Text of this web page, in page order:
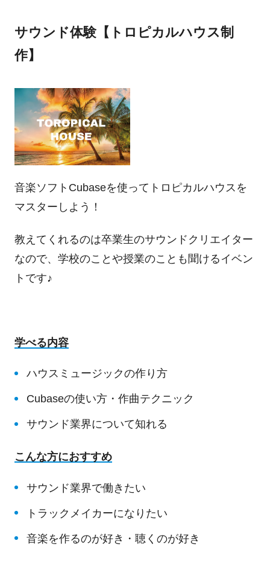
サウンド体験【トロピカルハウス制
作】
音楽ソフトCubaseを使ってトロピカルハウスを
マスターしよう！
教えてくれるのは卒業生のサウンドクリエイター
なので、学校のことや授業のことも聞けるイベン
トです♪
学べる内容
ハウスミュージックの作り方
Cubaseの使い方・作曲テクニック
サウンド業界について知れる
こんな方におすすめ
サウンド業界で働きたい
トラックメイカーになりたい
音楽を作るのが好き・聴くのが好き